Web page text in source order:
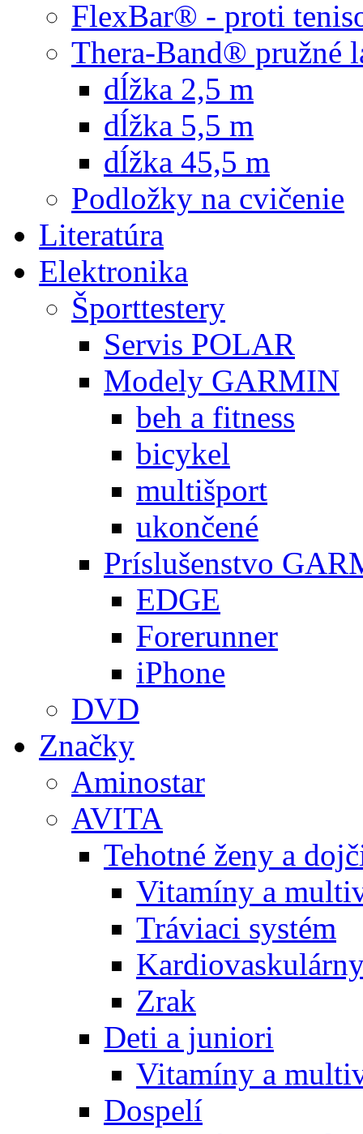
FlexBar® - proti
Thera-Band® pružné
dĺžka 2,5 m
dĺžka 5,5 m
dĺžka 45,5 m
Podložky na cvičenie
Literatúra
Elektronika
Športtestery
Servis POLAR
Modely GARMIN
beh a fitness
bicykel
multišport
ukončené
Príslušenstvo
EDGE
Forerunner
iPhone
DVD
Značky
Aminostar
AVITA
Tehotné ženy a
Vitamíny a
Tráviaci systém
Zrak
Deti a juniori
Vitamíny a
Dospelí